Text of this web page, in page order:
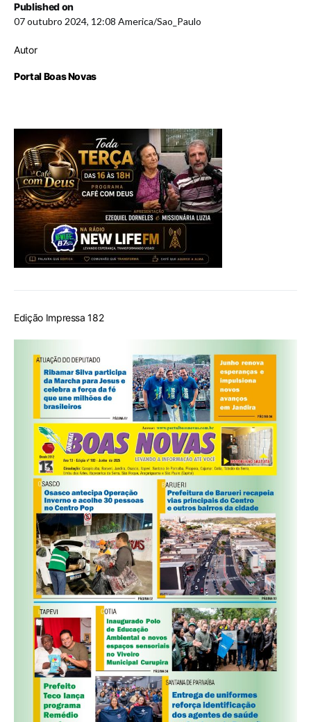
Published on
07 outubro 2024, 12:08 America/Sao_Paulo
Autor
Portal Boas Novas
Edição Impressa 182